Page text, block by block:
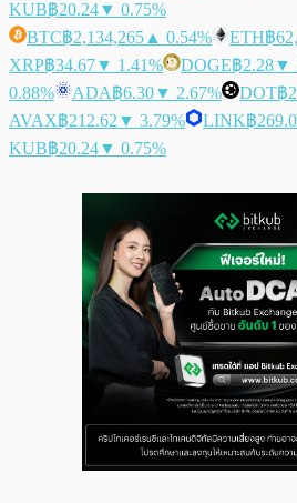
KUB฿20.24▼ 0.75%
BTC฿2,134,265 ▲ 0.54% ETH฿
XRP฿34.67▼ 1.41% DOGE฿2.28▼
0.88%
ADA฿6.30▼ 2.67% DOT฿
AVAX฿212.62 ▼ 3.79% LINK฿
KUB฿20.24▼ 0.75%